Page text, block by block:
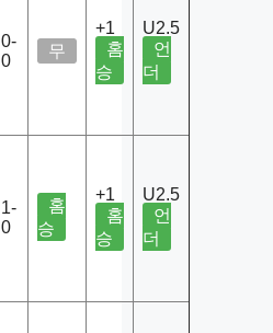
0-
0
무
+1
홈
승
U2.5
언
더
1-
0
홈
승
+1
홈
승
U2.5
언
더